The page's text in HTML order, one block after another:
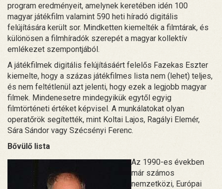
program eredményeit, amelynek keretében idén 100
magyar játékfilm valamint 590 heti híradó digitális
felújítására került sor. Mindketten kiemelték a filmtárak, és
különösen a filmhíradók szerepét a magyar kollektív
emlékezet szempontjából.
A játékfilmek digitális felújításáért felelős Fazekas Eszter
kiemelte, hogy a százas játékfilmes lista nem (lehet) teljes,
és nem feltétlenül azt jelenti, hogy ezek a legjobb magyar
filmek. Mindenesetre mindegyikük egytől egyig
filmtörténeti értéket képvisel. A munkálatokat olyan
operatőrök segítették, mint Koltai Lajos, Ragályi Elemér,
Sára Sándor vagy Szécsényi Ferenc.
Bővülő lista
Az 1990-es években
már számos
nemzetközi, Európai